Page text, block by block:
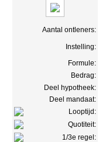
Aantal ontleners:
Instelling:
Formule:
Bedrag:
Deel hypotheek:
Deel mandaat:
Looptijd:
Quotiteit:
1/3e regel: